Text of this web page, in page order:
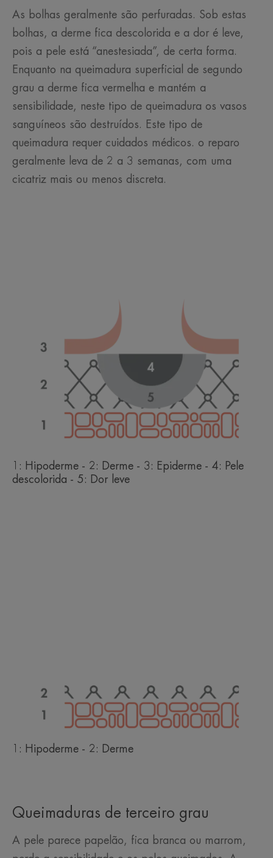
As bolhas geralmente são perfuradas. Sob estas
bolhas, a derme fica descolorida e a dor é leve,
pois a pele está “anestesiada”, de certa forma.
Enquanto na queimadura superficial de segundo
grau a derme fica vermelha e mantém a
sensibilidade, neste tipo de queimadura os vasos
sanguíneos são destruídos. Este tipo de
queimadura requer cuidados médicos. o reparo
geralmente leva de 2 a 3 semanas, com uma
cicatriz mais ou menos discreta.
1: Hipoderme - 2: Derme - 3: Epiderme - 4: Pele
descolorida - 5: Dor leve
1: Hipoderme - 2: Derme
Queimaduras de terceiro grau
A pele parece papelão, fica branca ou marrom,